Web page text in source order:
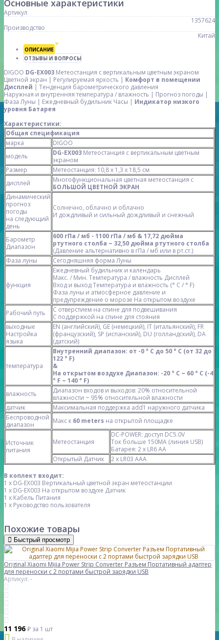
Основные характеристики
Артикул
1357624
Производство
Китай
ОПИСАНИЕ
ОТЗЫВЫ И ВОПРОСЫ
DIGOO DG-EX003 Метеостанция с вертикальным цветным экраном
Цветной экран | Регулируемая яркость | Комфорт в помещении
Дисплей | Тенденция барометрического давления
Наружная и внутренняя температура / влажность | Прогноз погоды |
Фаза Луны | Ежедневный будильник Часы | Индикатор низкого
уровня Батарея
Характеристики:
Общая спецификация
марка
DIGOO
модель
DG-EX003 Метеостанция с вертикальным цветным
экраном
Размер
Метеостанция: 10,8 х 1,3 х 18,5 см
дисплей
Многофункциональная цветная метеостанция с
БОЛЬШОЙ ЦВЕТНОЙ ЭКРАН
Динамический
прогноз
погоды
на следующий
день
Солнечно, облачно и облачно
И дождливый и сильный дождливый и снежный
Барометр
Диапазон
600 гПа / мб - 1100 гПа / мб & 17,72 дюйма
ртутного столба ~ 32,50 дюйма ртутного столба
(Давление альтернативно в гПа / мб или в рт.ст.)
Фаза луны
Сегодняшняя форма Луны
функция
Ежедневный будильник и календарь
Макс. / Мин. Температура / влажность Дисплей
Вход и выход Температура и влажность (° C / ° F)
Фаза луны и атмосферное давление и
предупреждение о морозе На открытом воздухе
Рабочий путь
С отверстием на спине для подвешивания
С поддержкой на спине для стояния
выходные
Настройка
языка
EN (английский), GE (немецкий), IT (итальянский), FR
(французский), SP (испанский), DU (голландский), DA
(датский)
температура
Внутренний диапазон: от -0 ° C до 50 ° C (от 32 до
122 ° F)
&
На открытом воздухе Диапазон: -20 ° C ~ 60 ° C (-4
° F ~ 140 ° F)
влажность
Диапазон входов и выходов: 20% относительной
влажности ~ 95% относительной влажности
датчик
Максимальная поддержка add1 наружного датчика
Беспроводной
диапазон
Макс к 60 meters на открытой площадке
Источник
питания
Метеостанция
DC-POWER: доступ DC5.0V
Ток больше 150MA (линия USB)
Батарея: 2 х LR6 AA
Открытый Датчик
2 х LR03 AAA
В коплект входит:
1 х DG-EX003 Вертикальный цветной экран метеостанции
1 х DG-EX003 На открытом воздухе Датчик
1 х Кабель Питания
1 х Руководство пользователя
Похожие товары
Быстрый просмотр
Original Xiaomi Mijia Power Strip Converter Разъем Портативный адаптер
для переноски с 2 портами быстрой зарядки USB
Артикул: -
11 196₽ за 1 шт